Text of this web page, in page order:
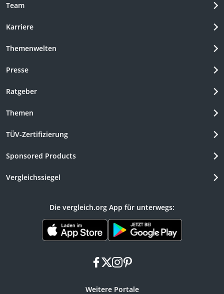
Team
Karriere
Themenwelten
Presse
Ratgeber
Themen
TÜV-Zertifizierung
Sponsored Products
Vergleichssiegel
Die vergleich.org App für unterwegs:
facebook
x instagram
pinterest
Weitere Portale